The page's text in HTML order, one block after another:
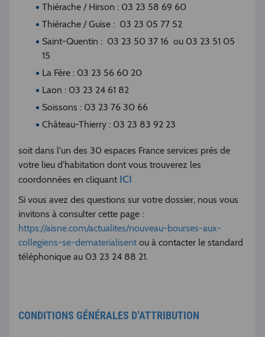
Thiérache / Hirson : 03 23 58 69 60
Thiérache / Guise : 03 23 05 77 52
Saint-Quentin : 03 23 50 37 16 ou 03 23 51 05
15
La Fère : 03 23 56 60 20
Laon : 03 23 24 61 82
Soissons : 03 23 76 30 66
Château-Thierry : 03 23 83 92 23
soit dans l'un des 30 espaces France services près de
votre lieu d'habitation dont vous trouverez les
coordonnées en cliquant ICI
Si vous avez des questions sur votre dossier, nous vous
invitons à consulter cette page :
https://aisne.com/actualites/nouveau-bourses-aux-
collegiens-se-dematerialisent ou à contacter le standard
téléphonique au 03 23 24 88 21.
CONDITIONS GÉNÉRALES D’ATTRIBUTION